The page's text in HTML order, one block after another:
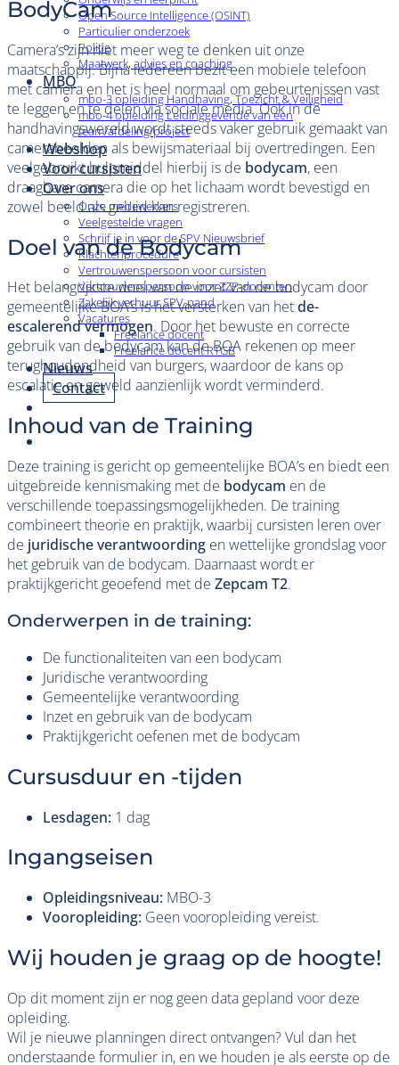
Open Source Intelligence (OSINT)
Particulier onderzoek
Politie
Maatwerk, advies en coaching
MBO
mbo-3 opleiding Handhaving, Toezicht & Veiligheid
mbo-4 opleiding Leidinggevende van een
team/afdeling/project
Webshop
Voor cursisten
Over ons
Onze medewerkers
Veelgestelde vragen
Schrijf je in voor de SPV Nieuwsbrief
Klachtenprocedure
Vertrouwenspersoon voor cursisten
Vertrouwenspersoon voor ZZP-docenten
Zakelijk verhuur SPV-pand
Vacatures
Freelance docent
Freelance docent RTGB
Nieuws
Contact
BodyCam
Camera’s zijn niet meer weg te denken uit onze
maatschappij. Bijna iedereen bezit een mobiele telefoon
met camera en het is heel normaal om gebeurtenissen vast
te leggen en te delen via sociale media. Ook in de
handhavingswereld wordt steeds vaker gebruik gemaakt van
camerabeelden als bewijsmateriaal bij overtredingen. Een
veelgebruikt hulpmiddel hierbij is de bodycam, een
draagbare camera die op het lichaam wordt bevestigd en
zowel beeld als geluid kan registreren.
Doel van de Bodycam
Het belangrijkste doel van de inzet van de bodycam door
gemeentelijke BOA’s is het versterken van hetde-
escalerend vermogen. Door het bewuste en correcte
gebruik van de bodycam kan de BOA rekenen op meer
terughoudendheid van burgers, waardoor de kans op
escalatie en geweld aanzienlijk wordt verminderd.
Inhoud van de Training
Deze training is gericht op gemeentelijke BOA’s en biedt een
uitgebreide kennismaking met de bodycam en de
verschillende toepassingsmogelijkheden. De training
combineert theorie en praktijk, waarbij cursisten leren over
de juridische verantwoording en wettelijke grondslag voor
het gebruik van de bodycam. Daarnaast wordt er
praktijkgericht geoefend met de Zepcam T2.
Onderwerpen in de training:
De functionaliteiten van een bodycam
Juridische verantwoording
Gemeentelijke verantwoording
Inzet en gebruik van de bodycam
Praktijkgericht oefenen met de bodycam
Cursusduur en -tijden
Lesdagen: 1 dag
Ingangseisen
Opleidingsniveau: MBO-3
Vooropleiding: Geen vooropleiding vereist.
Wij houden je graag op de hoogte!
Op dit moment zijn er nog geen data gepland voor deze
opleiding.
Wil je nieuwe planningen direct ontvangen? Vul dan het
onderstaande formulier in, en we houden je als eerste op de